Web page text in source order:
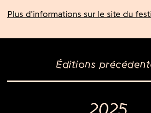
Plus d'informations sur le site du
Éditions